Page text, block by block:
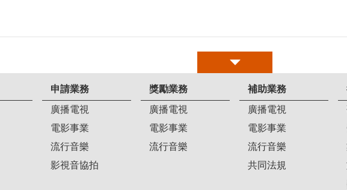
申請業務
廣播電視
電影事業
流行音樂
影視音協拍
獎勵業務
廣播電視
電影事業
流行音樂
補助業務
廣播電視
電影事業
流行音樂
共同法規